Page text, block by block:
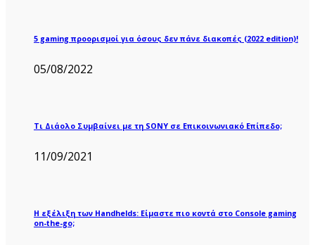
5 gaming προορισμοί για όσους δεν πάνε διακοπές (2022 edition)!
05/08/2022
Τι Διάολο Συμβαίνει με τη SONY σε Επικοινωνιακό Επίπεδο;
11/09/2021
Η εξέλιξη των Handhelds: Είμαστε πιο κοντά στο Console gaming
on-the-go;